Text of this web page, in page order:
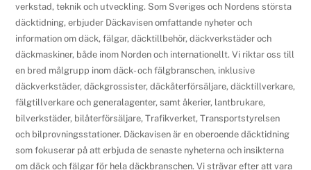
verkstad, teknik och utveckling. Som Sveriges och Nordens största
däcktidning, erbjuder Däckavisen omfattande nyheter och
information om däck, fälgar, däcktillbehör, däckverkstäder och
däckmaskiner, både inom Norden och internationellt. Vi riktar oss till
en bred målgrupp inom däck- och fälgbranschen, inklusive
däckverkstäder, däckgrossister, däckåterförsäljare, däcktillverkare,
fälgtillverkare och generalagenter, samt åkerier, lantbrukare,
bilverkstäder, bilåterförsäljare, Trafikverket, Transportstyrelsen
och bilprovningsstationer. Däckavisen är en oberoende däcktidning
som fokuserar på att erbjuda de senaste nyheterna och insikterna
om däck och fälgar för hela däckbranschen. Vi strävar efter att vara